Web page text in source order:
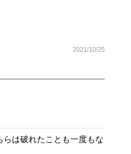
2021/10/25
は破れたことも一度もな